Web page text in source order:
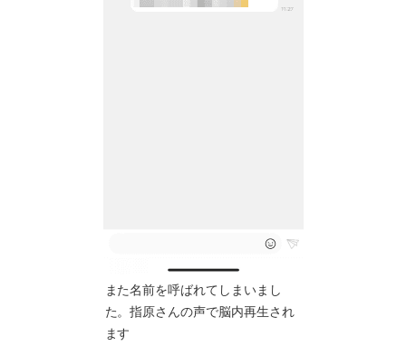
また名前を呼ばれてしまいまし
た。指原さんの声で脳内再生され
ます